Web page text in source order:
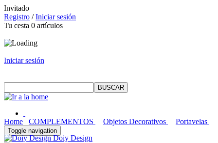
Invitado
Registro /Iniciar sesión
Tu cesta 0 artículos
Iniciar sesión
Toggle navigation
Home COMPLEMENTOS Objetos Decorativos
Portavelas
Doiy Design